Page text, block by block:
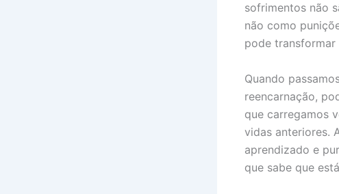
sofrimentos não
não como
pode transformar
Quando
reencarnação,
que carregamos
vidas anteriores.
aprendizado e
que sabe que